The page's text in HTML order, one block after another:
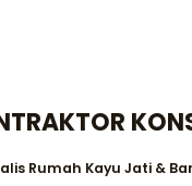
Rumah Kayu Jati &